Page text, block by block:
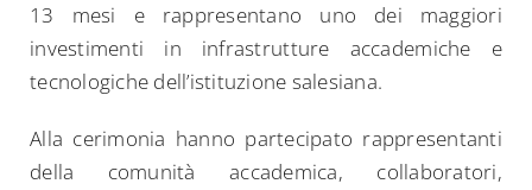
13 mesi e rappresentano uno dei maggiori
investimenti in infrastrutture accademiche e
tecnologiche dell’istituzione salesiana.
Alla cerimonia hanno partecipato rappresentanti
della comunità accademica, collaboratori,